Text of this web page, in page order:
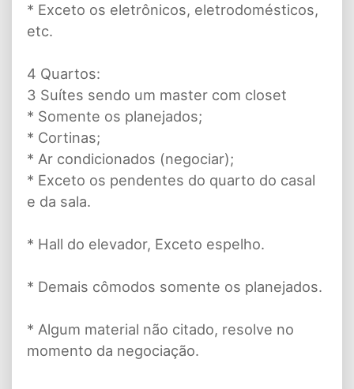
* Exceto os eletrônicos, eletrodomésticos,
etc.
4 Quartos:
3 Suítes sendo um master com closet
* Somente os planejados;
* Cortinas;
* Ar condicionados (negociar);
* Exceto os pendentes do quarto do casal
e da sala.
* Hall do elevador, Exceto espelho.
* Demais cômodos somente os planejados.
* Algum material não citado, resolve no
momento da negociação.